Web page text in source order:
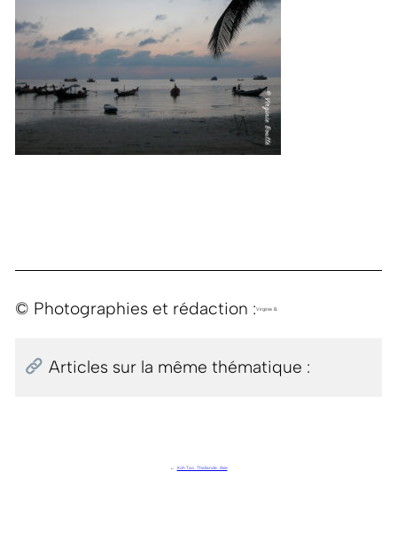
© Photographies et rédaction :Virginie B.
Articles sur la même thématique :
← Koh Tao . Thaïlande . Asie